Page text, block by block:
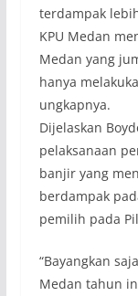
terdampak
KPU Medan
Medan yang
hanya
ungkapnya.
Dijelaskan
pelaksanaan
banjir yang
berdampak
pemilih pada
“Bayangkan
Medan tahun